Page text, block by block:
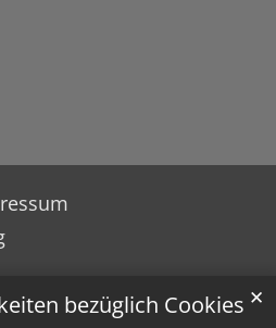
bezüglich Cookies ✕
auf Facebook